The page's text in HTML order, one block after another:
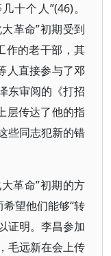
十个人”(46)。
革命”初期受到
作的老干部，其
人直接参与了邓
东审阅的《打招
层传达了他的指
些同志犯新的错
革命”初期的方
望他们能够“转
证明。李昌参加
毛远新在会上传